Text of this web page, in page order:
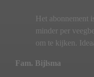
Het abonnement
minder per
om te kijken.
Fam. Bijlsma